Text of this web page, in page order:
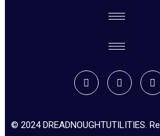
© 2024 DREADNOUGHTUTILITIES.